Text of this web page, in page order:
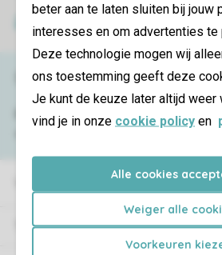
beter aan te laten sluiten bij jouw
interesses en om advertenties te
Deze technologie mogen wij
ons toestemming geeft deze
Je kunt de keuze later altijd weer
vind je in onze cookie policy en
Alle cookies
Weiger alle
Voorkeuren
Type vakantie
Service & contact
Bekijk de veelgestelde vragen
of neem